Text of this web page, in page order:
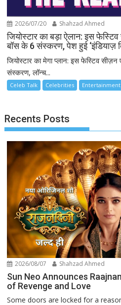
2026/07/20 Shahzad Ahmed
जियोस्टार का बड़ा ऐलान: इस
बॉस के 6 संस्करण, पेश हुई ‘इंडियाज़
जियोस्टार का मेगा प्लान: इस फेस्टिव
संस्करण, लॉन्च...
Celeb Talk Celebrities Entertainment
Recents Posts
2026/08/07 Shahzad Ahmed
Sun Neo Announces
of Revenge and Love
Some doors are locked for a